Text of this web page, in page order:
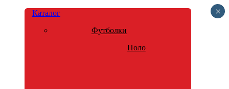
Каталог
Футболки
Поло
×